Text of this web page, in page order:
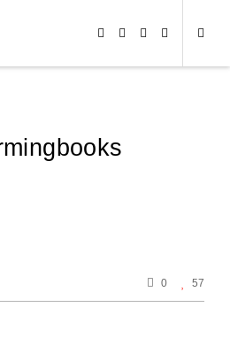
0 57